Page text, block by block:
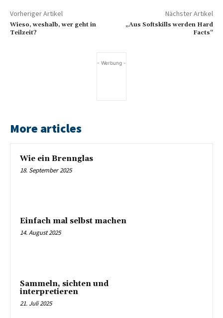
Vorheriger Artikel
Wieso, weshalb, wer geht in
Teilzeit?
Nächster Artikel
„Aus Softskills werden Hard
Facts“
- Werbung -
More articles
Wie ein Brennglas
18. September 2025
Einfach mal selbst machen
14. August 2025
Sammeln, sichten und
interpretieren
21. Juli 2025